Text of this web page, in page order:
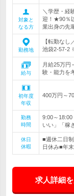
対象と
なる方
＼学歴・経
迎！★90％
業出身の先
勤務地
【転勤な
池袋2-57-2
給与
月給25万円
験・能力を
初年度
年収
400万円～
勤務
時間
9:00～
いい」「稼
休日
休暇
■週休二日
日休み■年
求人詳細